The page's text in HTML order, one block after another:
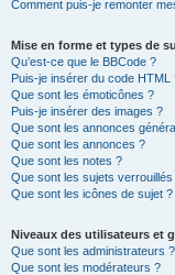
Comment puis-je remonter
Mise en forme et types de
Qu’est-ce que le BBCode ?
Puis-je insérer du code HTML
Que sont les émoticônes ?
Puis-je insérer des images ?
Que sont les annonces
Que sont les annonces ?
Que sont les notes ?
Que sont les sujets verrouillés
Que sont les icônes de sujet ?
Niveaux des utilisateurs et
Que sont les administrateurs ?
Que sont les modérateurs ?